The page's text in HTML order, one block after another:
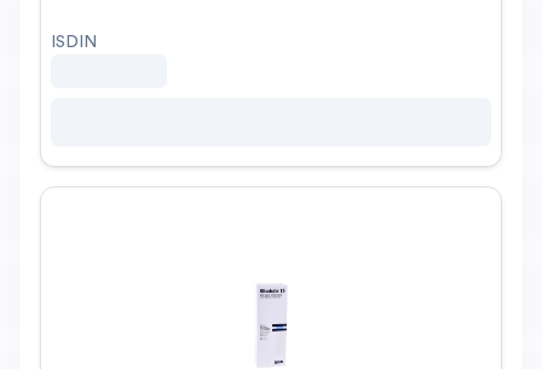
ISDIN